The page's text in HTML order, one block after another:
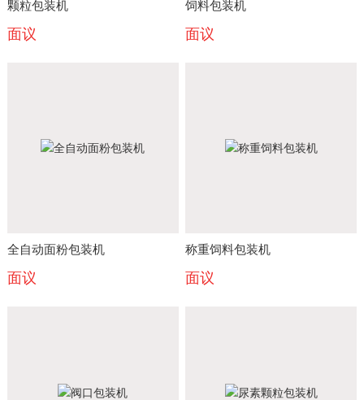
颗粒包装机
面议
饲料包装机
面议
全自动面粉包装机
面议
称重饲料包装机
面议